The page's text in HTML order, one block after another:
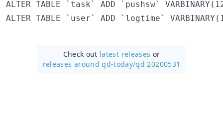
ALTER TABLE `task` ADD `pushsw`
Check out latest releases or
releases around qd-today/qd 20200531